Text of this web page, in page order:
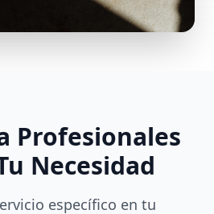
Profesionales
Necesidad
específico en tu